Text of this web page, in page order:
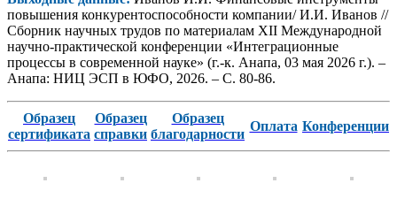
повышения конкурентоспособности компании/ И.И. Иванов //
Сборник научных трудов по материалам XII Международной
научно-практической конференции «Интеграционные
процессы в современной науке» (г.-к. Анапа, 03 мая 2026 г.). –
Анапа: НИЦ ЭСП в ЮФО, 2026. – С. 80-86.
Образец
сертификата
Образец
справки
Образец
благодарности
Оплата Конференции